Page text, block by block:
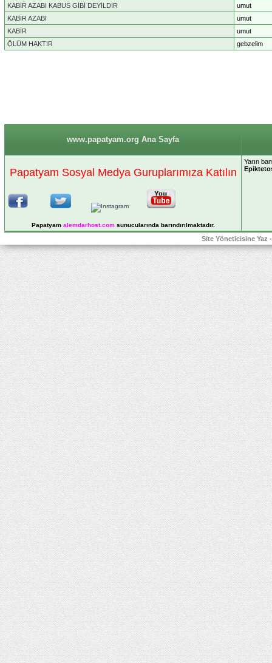
KABİR AZABI KABUS GİBİ DEYİLDİR
umut
KABİR AZABI
umut
KABİR
umut
ÖLÜM HAKTIR
gebzelim
www.papatyam.org Ana Sayfa
Papatyam Sosyal Medya Guruplarımıza Katılın
Papatyam alemdarhost.comsunucularında barındırılmaktadır.
Yarın
Site Yöneticisine Yaz